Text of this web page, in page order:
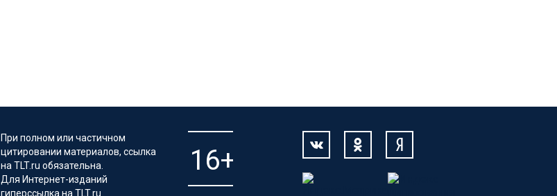
При полном или частичном
цитировании материалов, ссылка
на TLT.ru обязательна.
Для Интернет-изданий
гиперссылка на TLT.ru